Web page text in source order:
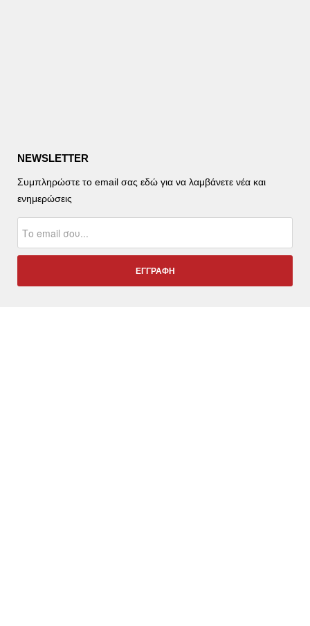
NEWSLETTER
Συμπληρώστε το email σας εδώ για να λαμβάνετε νέα και
ενημερώσεις